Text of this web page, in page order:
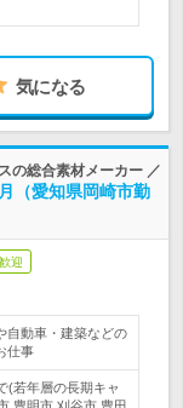
気になる
の総合素材メーカー ／
（愛知県岡崎市勤
迎
自動車・建築などの
仕事
(若年層の長期キャ
,豊明市,刈谷市,豊田